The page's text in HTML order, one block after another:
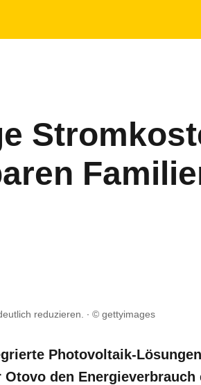
reduzieren. © gettyimages
Photovoltaik-
den Energieverbrauch